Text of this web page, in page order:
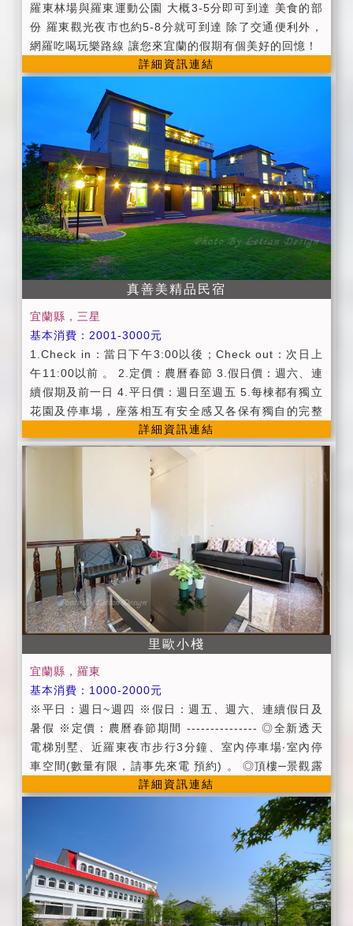
羅東林場與羅東運動公園 大概3-5分即可到達 美食的部
份 羅東觀光夜市也約5-8分就可到達 除了交通便利外，
網羅吃喝玩樂路線 讓您來宜蘭的假期有個美好的回憶！
詳細資訊連結
真善美精品民宿
宜蘭縣，三星
基本消費：2001-3000元
1.Check in：當日下午3:00以後；Check out：次日上
午11:00以前 。 2.定價：農曆春節 3.假日價：週六、連
續假期及前一日 4.平日價：週日至週五 5.每棟都有獨立
花園及停車場，座落相互有安全感又各保有獨自的完整
性，完全不會相互干擾。 6.為維護住宿品質，屋內全區
請勿吸煙，請勿攜帶寵物，不便處請見諒。 ■貼心服務
1.公共設施：分離式冷氣 / 液晶電視 / 有線頻道 / 寬頻
停車場地 / 自行車。 2.提供精緻美味早餐服務。(用餐時
間為8:30~9:30) 3.全部採用新拖鞋或拋棄式拖鞋及拋棄
式洗臉紙巾。 4.提供羅東前火車站接送服務。 5.提供自
製全套的旅遊資訊,內含景點路線規劃、著名餐廳、小吃
及伴手禮。 6.代辦汽、機車租賃服務及各式套裝行程。
7.代辦賞鯨、泛舟套裝行程服務。 8.歡迎包棟，詳細請
參考包棟介紹。 9.具有寬敞停車場。
詳細資訊連結
里歐小棧
宜蘭縣，羅東
基本消費：1000-2000元
※平日：週日~週四 ※假日：週五、週六、連續假日及
暑假 ※定價：農曆春節期間 --------------- ◎全新透天
電梯別墅、近羅東夜市步行3分鐘、室內停車場‧室內停
車空間(數量有限，請事先來電 預約) 。 ◎頂樓─景觀露
天陽台、景觀交誼休憩廳。 ◎公共設施：客廳、公共冰
箱。 ◎提供寬頻上網、有線電視頻道。 。請於AM9:00
~PM10:00來電訂房。 。為確保您的權益,請於訂房隔日
內預付房價五成之訂金,匯款後請來電告知,經確認匯款完
成後,即完 成訂房手續,逾期恕不保留客房。 。進房時間:
當日下午15:00以後;退房時間:隔日上午11:00以前。 。
入住時請記得出示您的證件,以便我們登記,在辦登記的同
時,也請您將住宿費一併繳交。 。為維護住宿品質,請依
詳細資訊連結